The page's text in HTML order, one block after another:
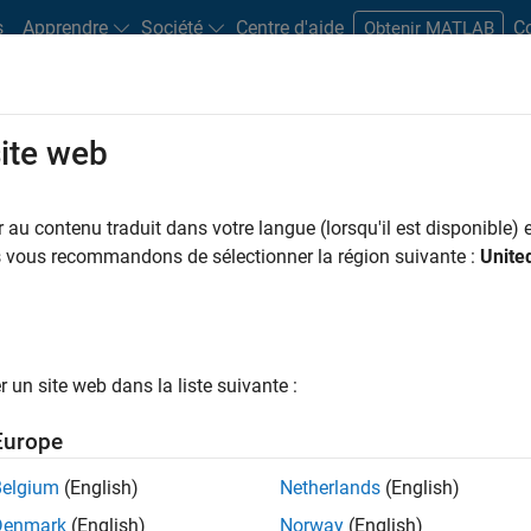
Apprendre Société Centre d'aide Obtenir MATLAB
According to Automotive
Toolchain
of electronic control units of Robert Bosch
large amounts of projects and customer-driven
efforts in the creation of system architectural design
web
au contenu traduit dans votre langue (lorsqu'il est disponible)
vous recommandons de sélectionner la région suivante :
un site web dans la liste suivante :
(English)
(English)
Netherlands (English)
Norway (English)